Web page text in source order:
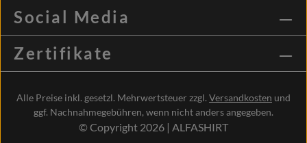
Social Media
Zertifikate
Alle Preise inkl. gesetzl. Mehrwertsteuer zzgl. Versandkosten und
ggf. Nachnahmegebühren, wenn nicht anders angegeben.
© Copyright 2026 | ALFASHIRT